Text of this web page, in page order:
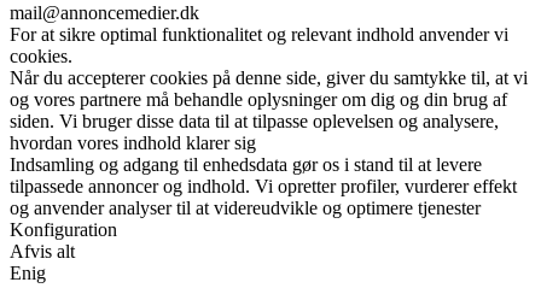
mail@annoncemedier.dk
For at sikre optimal funktionalitet og relevant indhold anvender vi
cookies.
Når du accepterer cookies på denne side, giver du samtykke til, at vi
og vores partnere må behandle oplysninger om dig og din brug af
siden. Vi bruger disse data til at tilpasse oplevelsen og analysere,
hvordan vores indhold klarer sig
Indsamling og adgang til enhedsdata gør os i stand til at levere
tilpassede annoncer og indhold. Vi opretter profiler, vurderer effekt
og anvender analyser til at videreudvikle og optimere tjenester
Konfiguration
Afvis alt
Enig